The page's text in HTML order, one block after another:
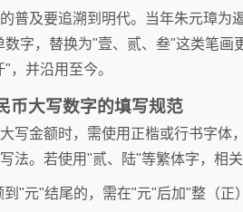
普及要追溯到明代。当年朱元璋为
数字，替换为"壹、贰、叁"这类笔
，并沿用至今。
币大写数字的填写规范
写金额时，需使用正楷或行书字体
法。若使用"贰、陆"等繁体字，相关
到"元"结尾的，需在"元"后加"整（正